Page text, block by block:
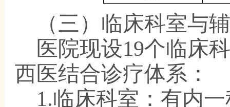
（三） 临床科室与
医院现设19个临床
西医结合诊疗体系：
1.临床科室：有内